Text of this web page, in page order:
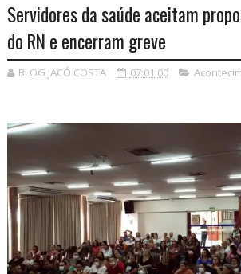
Servidores da saúde aceitam
do RN e encerram greve
BLOG JACÓ COSTA 07:01:00